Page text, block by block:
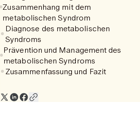
Zusammenhang mit dem
metabolischen Syndrom
Diagnose des metabolischen
Syndroms
Prävention und Management des
metabolischen Syndroms
Zusammenfassung und Fazit